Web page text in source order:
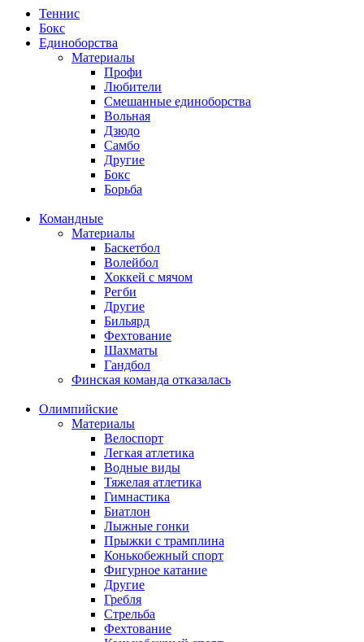
Теннис
Бокс
Единоборства
Материалы
Профи
Любители
Смешанные единоборства
Вольная
Дзюдо
Самбо
Другие
Бокс
Борьба
Командные
Материалы
Баскетбол
Волейбол
Хоккей с мячом
Регби
Другие
Бильярд
Фехтование
Шахматы
Гандбол
Финская команда отказалась
Олимпийские
Материалы
Велоспорт
Легкая атлетика
Водные виды
Тяжелая атлетика
Гимнастика
Биатлон
Лыжные гонки
Прыжки с трамплина
Конькобежный спорт
Фигурное катание
Другие
Гребля
Стрельба
Фехтование